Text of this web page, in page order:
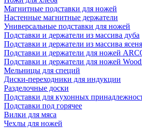
Магнитные подставки для ножей
Настенные магнитные держатели
Универсальные подставки для ножей
Подставки и держатели из массива дуба
Подставки и держатели из массива ясеня
Подставки и держатели для ножей
Подставки и держатели для ножей
Мельницы для специй
Диски-переходники для индукции
Разделочные доски
Подставки для кухонных
Подставки под горячее
Вилки для мяса
Чехлы для ножей